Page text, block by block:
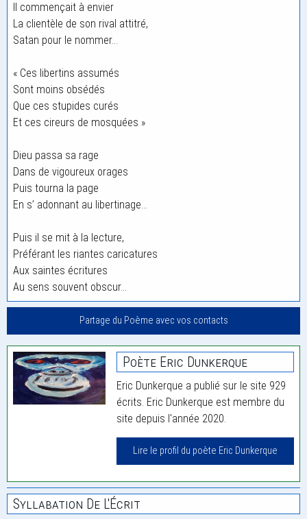
Il commençait à envier
La clientèle de son rival attitré,
Satan pour le nommer…
« Ces libertins assumés
Sont moins obsédés
Que ces stupides curés
Et ces cireurs de mosquées »
Dieu passa sa rage
Dans de vigoureux orages
Puis tourna la page
En s’ adonnant au libertinage…
Puis il se mit à la lecture,
Préférant les riantes caricatures
Aux saintes écritures
Au sens souvent obscur…
Partage du Poème avec vos contacts
Poète Eric Dunkerque
Eric Dunkerque a publié sur le site 929
écrits. Eric Dunkerque est membre du
site depuis l'année 2020.
Lire le profil du poète Eric Dunkerque
Syllabation De L'Écrit